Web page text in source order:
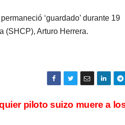
‘guardado’ durante 19
(SHCP), Arturo Herrera.
piloto suizo muere a